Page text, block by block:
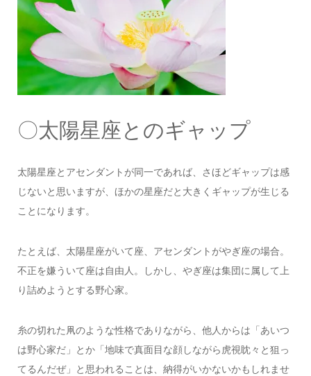
〇太陽星座とのギャップ
太陽星座とアセンダントが同一であれば、さほどギャップは感
じないと思いますが、ほかの星座だと大きくギャップが生じる
ことになります。
たとえば、太陽星座がいて座、アセンダントがやぎ座の場合。
不正を嫌ういて座は自由人。しかし、やぎ座は集団に属して上
り詰めようとする野心家。
糸の切れた凧のような性格でありながら、他人からは「あいつ
は野心家だ」とか「地味で真面目な顔しながら虎視眈々と狙っ
てるんだぜ」と思われることは、納得がいかないかもしれませ